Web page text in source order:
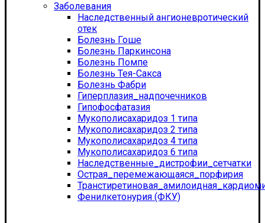
Заболевания
Наследственный ангионевротический
отек
Болезнь Гоше
Болезнь Паркинсона
Болезнь Помпе
Болезнь Тея-Сакса
Болезнь Фабри
Гиперплазия_надпочечников
Гипофосфатазия
Мукополисахаридоз 1 типа
Мукополисахаридоз 2 типа
Мукополисахаридоз 4 типа
Мукополисахаридоз 6 типа
Наследственные_дистрофии_сетчатки
Острая_перемежающаяся_порфирия
Фенилкетонурия (ФКУ)